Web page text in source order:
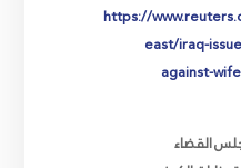
https://
east/iraq-
against-
القضاء